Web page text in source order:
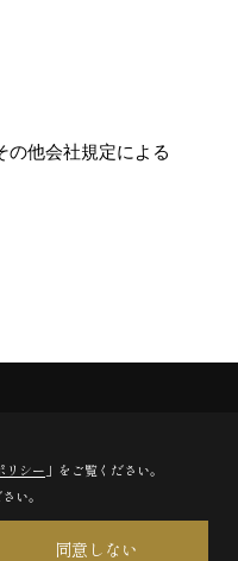
の他会社規定による
Reserved.
リシー 」をご覧ください。
い。
同意しない